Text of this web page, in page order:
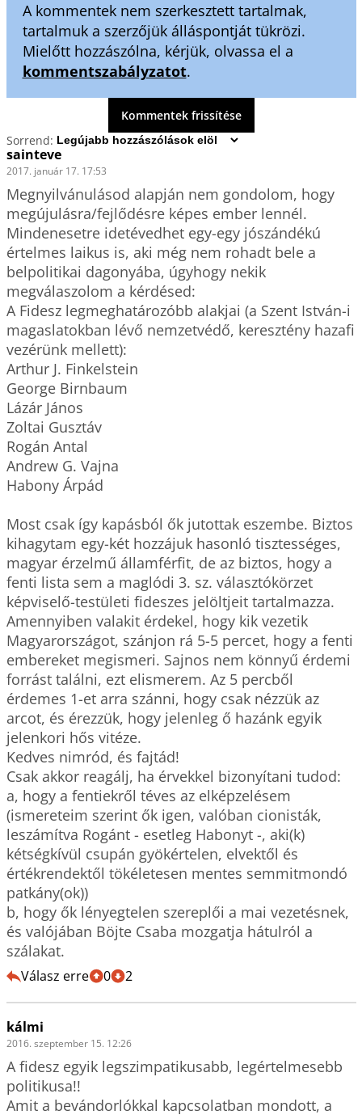
A kommentek nem szerkesztett tartalmak,
tartalmuk a szerzőjük álláspontját tükrözi.
Mielőtt hozzászólna, kérjük, olvassa el a
kommentszabályzatot.
Kommentek frissítése
Sorrend:
sainteve
2017. január 17. 17:53
Megnyilvánulásod alapján nem gondolom, hogy
megújulásra/fejlődésre képes ember lennél.
Mindenesetre idetévedhet egy-egy jószándékú
értelmes laikus is, aki még nem rohadt bele a
belpolitikai dagonyába, úgyhogy nekik
megválaszolom a kérdésed:
A Fidesz legmeghatározóbb alakjai (a Szent István-i
magaslatokban lévő nemzetvédő, keresztény hazafi
vezérünk mellett):
Arthur J. Finkelstein
George Birnbaum
Lázár János
Zoltai Gusztáv
Rogán Antal
Andrew G. Vajna
Habony Árpád
Most csak így kapásból ők jutottak eszembe. Biztos
kihagytam egy-két hozzájuk hasonló tisztességes,
magyar érzelmű államférfit, de az biztos, hogy a
fenti lista sem a maglódi 3. sz. választókörzet
képviselő-testületi fideszes jelöltjeit tartalmazza.
Amennyiben valakit érdekel, hogy kik vezetik
Magyarországot, szánjon rá 5-5 percet, hogy a fenti
embereket megismeri. Sajnos nem könnyű érdemi
forrást találni, ezt elismerem. Az 5 percből
érdemes 1-et arra szánni, hogy csak nézzük az
arcot, és érezzük, hogy jelenleg ő hazánk egyik
jelenkori hős vitéze.
Kedves nimród, és fajtád!
Csak akkor reagálj, ha érvekkel bizonyítani tudod:
a, hogy a fentiekről téves az elképzelésem
(ismereteim szerint ők igen, valóban cionisták,
leszámítva Rogánt - esetleg Habonyt -, aki(k)
kétségkívül csupán gyökértelen, elvektől és
értékrendektől tökéletesen mentes semmitmondó
patkány(ok))
b, hogy ők lényegtelen szereplői a mai vezetésnek,
és valójában Böjte Csaba mozgatja hátulról a
szálakat.
Válasz erre 0 2
kálmi
2016. szeptember 15. 12:26
A fidesz egyik legszimpatikusabb, legértelmesebb
politikusa!!
Amit a bevándorlókkal kapcsolatban mondott, a